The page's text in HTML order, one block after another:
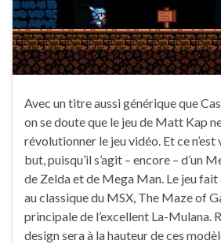
Avec un titre aussi générique que
on se doute que le jeu de Matt Kap
révolutionner le jeu vidéo. Et ce
but, puisqu’il s’agit – encore – d’un
de Zelda et de Mega Man. Le jeu
au classique du MSX, The Maze of
principale de l’excellent La-Mulana.
design sera à la hauteur de ces